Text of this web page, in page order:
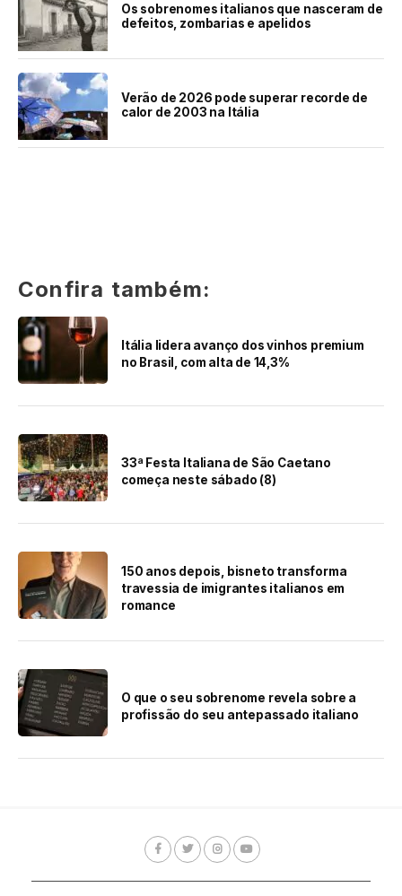
Os sobrenomes italianos que nasceram de
defeitos, zombarias e apelidos
Verão de 2026 pode superar recorde de
calor de 2003 na Itália
Confira também:
Itália lidera avanço dos vinhos premium
no Brasil, com alta de 14,3%
33ª Festa Italiana de São Caetano
começa neste sábado (8)
150 anos depois, bisneto transforma
travessia de imigrantes italianos em
romance
O que o seu sobrenome revela sobre a
profissão do seu antepassado italiano